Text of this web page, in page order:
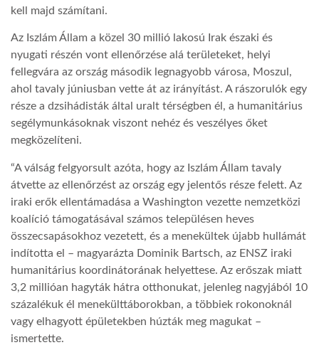
kell majd számítani.
Az Iszlám Állam a közel 30 millió lakosú Irak északi és
nyugati részén vont ellenőrzése alá területeket, helyi
fellegvára az ország második legnagyobb városa, Moszul,
ahol tavaly júniusban vette át az irányítást. A rászorulók egy
része a dzsihádisták által uralt térségben él, a humanitárius
segélymunkásoknak viszont nehéz és veszélyes őket
megközelíteni.
“A válság felgyorsult azóta, hogy az Iszlám Állam tavaly
átvette az ellenőrzést az ország egy jelentős része felett. Az
iraki erők ellentámadása a Washington vezette nemzetközi
koalíció támogatásával számos településen heves
összecsapásokhoz vezetett, és a menekültek újabb hullámát
indította el – magyarázta Dominik Bartsch, az ENSZ iraki
humanitárius koordinátorának helyettese. Az erőszak miatt
3,2 millióan hagyták hátra otthonukat, jelenleg nagyjából 10
százalékuk él menekülttáborokban, a többiek rokonoknál
vagy elhagyott épületekben húzták meg magukat –
ismertette.